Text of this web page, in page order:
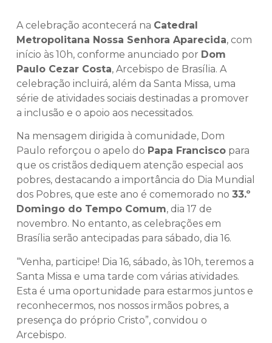
A celebração acontecerá na Catedral
Metropolitana Nossa Senhora Aparecida, com
início às 10h, conforme anunciado por Dom
Paulo Cezar Costa, Arcebispo de Brasília. A
celebração incluirá, além da Santa Missa, uma
série de atividades sociais destinadas a promover
a inclusão e o apoio aos necessitados.
Na mensagem dirigida à comunidade, Dom
Paulo reforçou o apelo do Papa Francisco para
que os cristãos dediquem atenção especial aos
pobres, destacando a importância do Dia Mundial
dos Pobres, que este ano é comemorado no 33.º
Domingo do Tempo Comum, dia 17 de
novembro. No entanto, as celebrações em
Brasília serão antecipadas para sábado, dia 16.
“Venha, participe! Dia 16, sábado, às 10h, teremos a
Santa Missa e uma tarde com várias atividades.
Esta é uma oportunidade para estarmos juntos e
reconhecermos, nos nossos irmãos pobres, a
presença do próprio Cristo”, convidou o
Arcebispo.